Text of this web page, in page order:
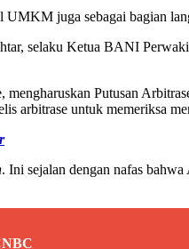
juga sebagai bagian
selaku Ketua BANI
Putusan
arbitrase untuk memeriksa
. Ini sejalan dengan nafas